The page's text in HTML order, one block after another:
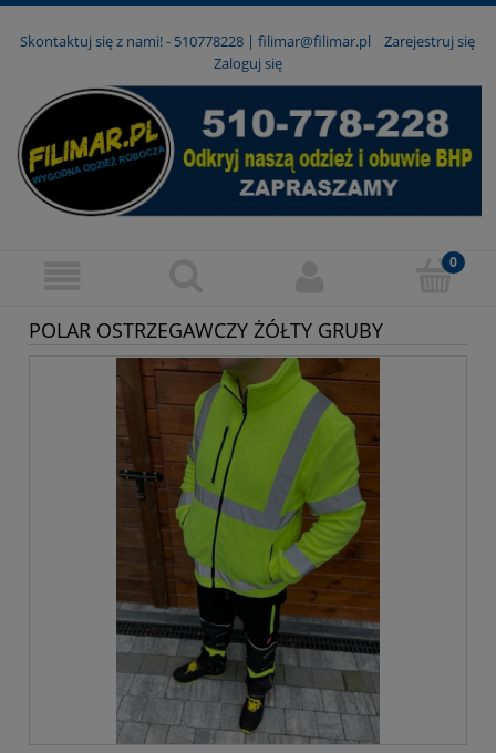
Skontaktuj się z nami! - 510778228 | filimar@filimar.pl
Zarejestruj się
Zaloguj się
POLAR OSTRZEGAWCZY ŻÓŁTY GRUBY